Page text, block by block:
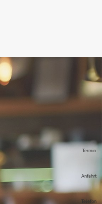
Termin
Anfahrt
Telefon